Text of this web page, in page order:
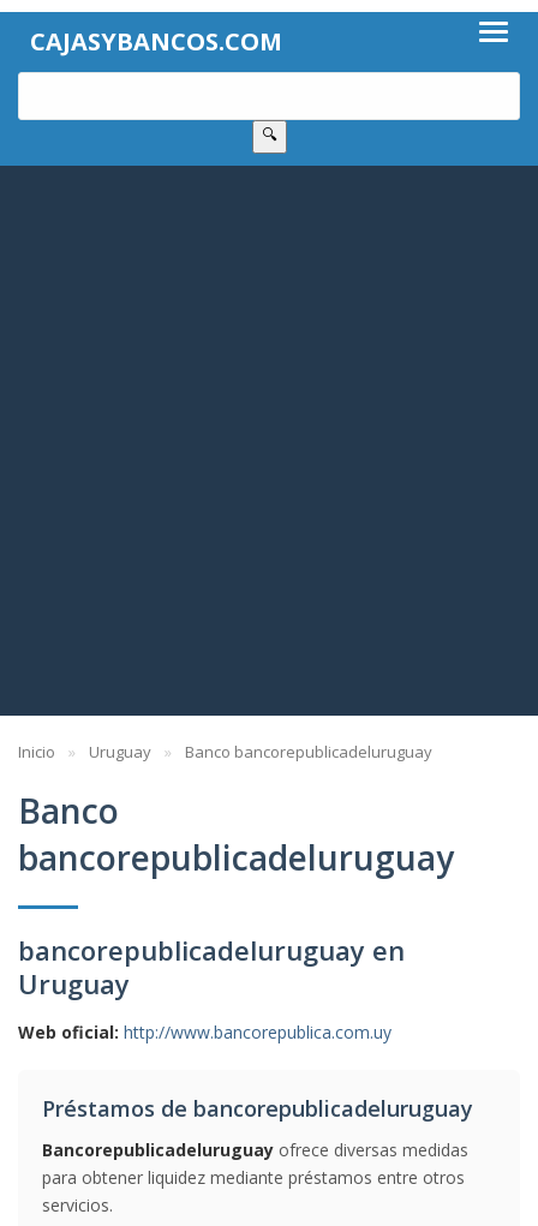
CAJASYBANCOS.COM
🔍
Inicio Uruguay Banco bancorepublicadeluruguay
Banco
bancorepublicadeluruguay
bancorepublicadeluruguay en
Uruguay
Web oficial: http://www.bancorepublica.com.uy
Préstamos de bancorepublicadeluruguay
Bancorepublicadeluruguay ofrece diversas medidas
para obtener liquidez mediante préstamos entre otros
servicios.